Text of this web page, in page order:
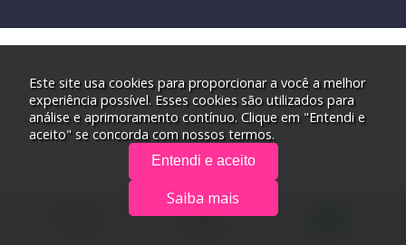
Este site usa cookies para proporcionar a você a melhor
experiência possível. Esses cookies são utilizados para
análise e aprimoramento contínuo. Clique em "Entendi e
aceito" se concorda com nossos termos.
Entendi e aceito
Saiba mais